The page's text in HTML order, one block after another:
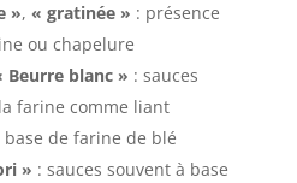
», « gratinée » : présence
ou chapelure
Beurre blanc » : sauces
farine comme liant
base de farine de blé
» : sauces souvent à base